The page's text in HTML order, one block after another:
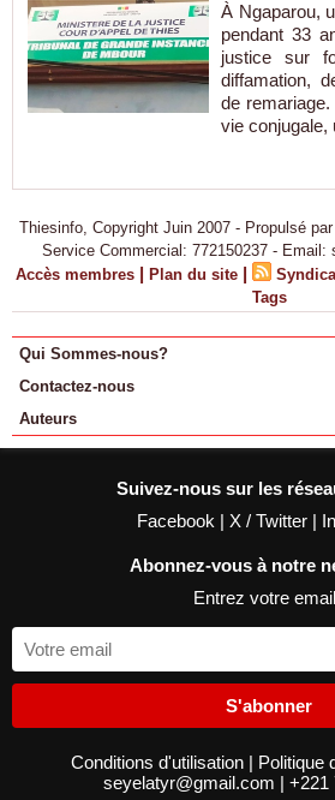
À Ngaparou,
pendant 33
justice sur
diffamation,
de
vie conjugale,
Thiesinfo, Copyright Juin 2007 - Propulsé
Service Commercial: 772150237 - Email:
Accès membres | Plan du site |
Tags
Qui Sommes-nous?
Contactez-nous
Auteurs
Suivez-nous sur les
Facebook | X / Twitter |
Abonnez-vous à notre
Entrez votre
S'abonner
Conditions d'utilisation | Politique
seyelatyr@gmail.com | +221